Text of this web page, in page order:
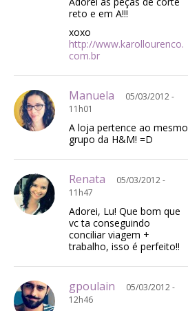
reto e em A!!!
xoxo
http://www.karollourenco.
com.br
Manuela
05/03/2012 -
11h01
A loja pertence ao mesmo
grupo da H&M! =D
Renata
05/03/2012 -
11h47
Adorei, Lu! Que bom que
vc ta conseguindo
conciliar viagem +
trabalho, isso é perfeito!!
gpoulain
05/03/2012 -
12h46